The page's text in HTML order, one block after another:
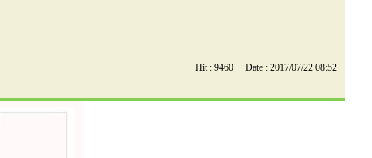
Hit : 9460 Date : 2017/07/22 08:52